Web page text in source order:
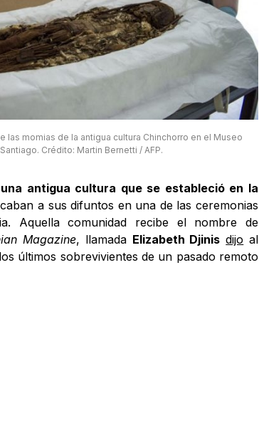
las momias de la antigua cultura Chinchorro en el Museo
Crédito: Martin Bernetti / AFP.
antigua cultura que se estableció en la
a sus difuntos en una de las ceremonias
Aquella comunidad recibe el nombre de
Magazine, llamada Elizabeth Djinis dijo al
últimos sobrevivientes de un pasado remoto